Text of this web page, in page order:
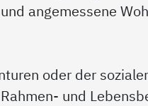
angemessene
oder der
und